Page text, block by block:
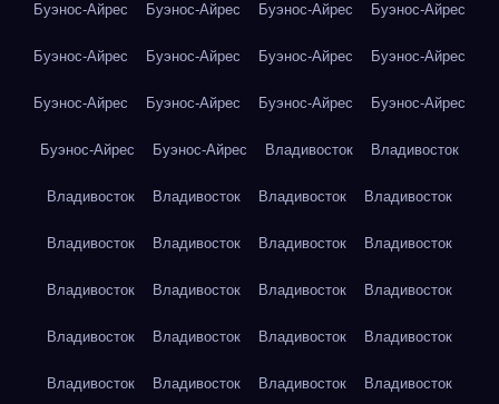
Буэнос-Айрес Буэнос-Айрес Буэнос-Айрес Буэнос-Айрес
Буэнос-Айрес Буэнос-Айрес Буэнос-Айрес Буэнос-Айрес
Буэнос-Айрес Буэнос-Айрес Буэнос-Айрес Буэнос-Айрес
Буэнос-Айрес Буэнос-Айрес Владивосток Владивосток
Владивосток Владивосток Владивосток Владивосток
Владивосток Владивосток Владивосток Владивосток
Владивосток Владивосток Владивосток Владивосток
Владивосток Владивосток Владивосток Владивосток
Владивосток Владивосток Владивосток Владивосток